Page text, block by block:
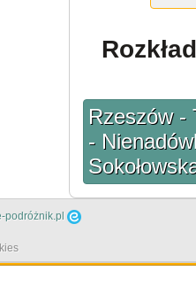
Rzeszów -
-
podróżnik.pl